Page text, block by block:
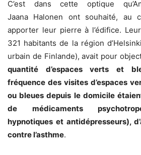
C’est dans cette optique
Jaana Halonen ont souhaité, au
apporter leur pierre à l’édifice.
321 habitants de la région
urbain de Finlande), avait pour
quantité d’espaces verts et
fréquence des visites d’espaces
ou bleues depuis le domicile
de médicaments
hypnotiques et antidépresseurs),
contre l’asthme.